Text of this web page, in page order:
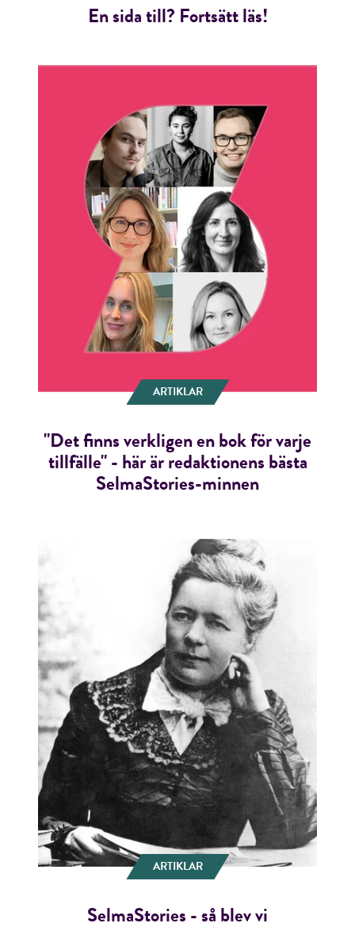
En sida till? Fortsätt läs!
ARTIKLAR
"Det finns verkligen en bok för varje
tillfälle" - här är redaktionens bästa
SelmaStories-minnen
ARTIKLAR
SelmaStories - så blev vi